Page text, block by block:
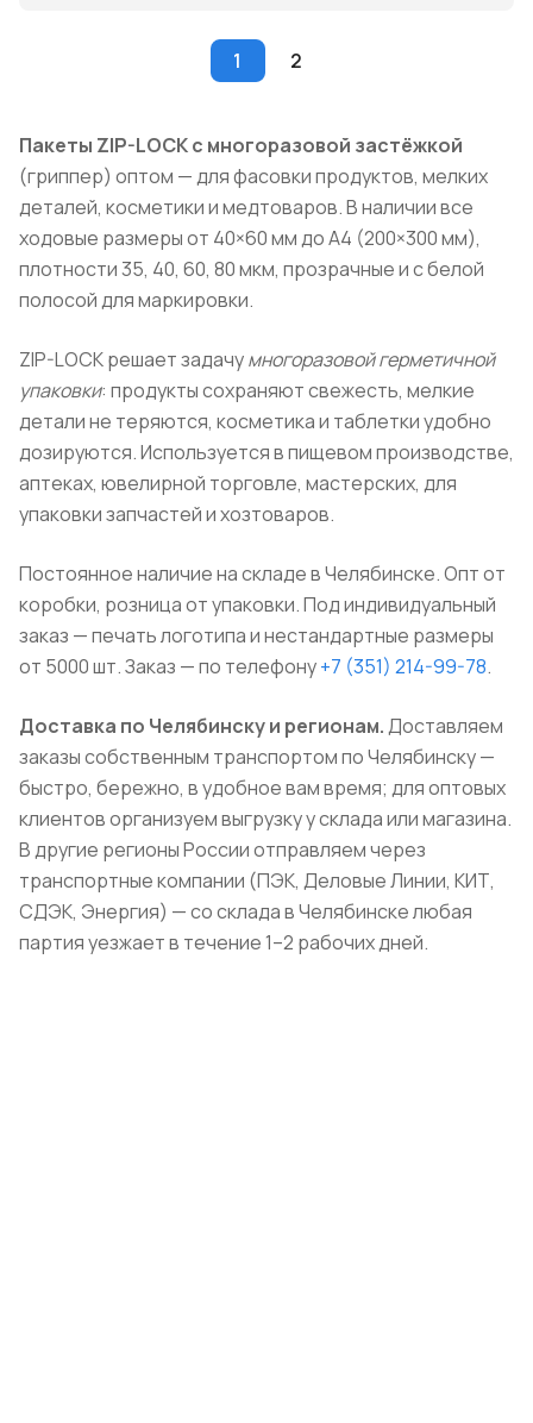
1 2
Пакеты ZIP-LOCK с многоразовой застёжкой
(гриппер) оптом — для фасовки продуктов, мелких
деталей, косметики и медтоваров. В наличии все
ходовые размеры от 40×60 мм до А4 (200×300 мм),
плотности 35, 40, 60, 80 мкм, прозрачные и с белой
полосой для маркировки.
ZIP-LOCK решает задачумногоразовой герметичной
упаковки: продукты сохраняют свежесть, мелкие
детали не теряются, косметика и таблетки удобно
дозируются. Используется в пищевом производстве,
аптеках, ювелирной торговле, мастерских, для
упаковки запчастей и хозтоваров.
Постоянное наличие на складе в Челябинске. Опт от
коробки, розница от упаковки. Под индивидуальный
заказ — печать логотипа и нестандартные размеры
от 5000 шт. Заказ — по телефону+7 (351) 214-99-78.
Доставка по Челябинску и регионам.Доставляем
заказы собственным транспортом по Челябинску —
быстро, бережно, в удобное вам время; для оптовых
клиентов организуем выгрузку у склада или магазина.
В другие регионы России отправляем через
транспортные компании (ПЭК, Деловые Линии, КИТ,
СДЭК, Энергия) — со склада в Челябинске любая
партия уезжает в течение 1–2 рабочих дней.